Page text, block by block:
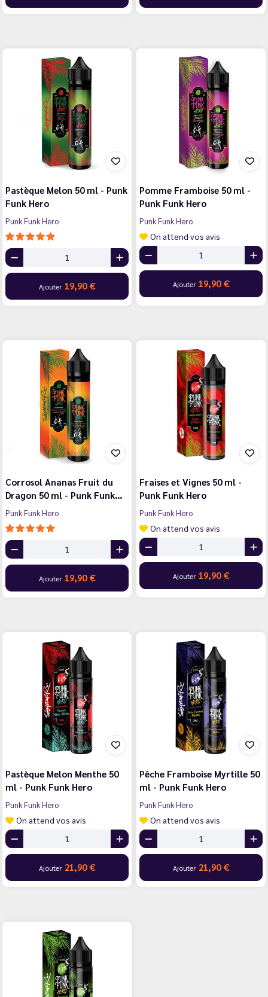
Pastèque Melon 50 ml - Punk
Funk Hero
Punk Funk Hero
Ajouter 19,90 €
Pomme Framboise 50 ml -
Punk Funk Hero
Punk Funk Hero
On attend vos avis
Ajouter 19,90 €
Corrosol Ananas Fruit du
Dragon 50 ml - Punk Funk…
Punk Funk Hero
Ajouter 19,90 €
Fraises et Vignes 50 ml -
Punk Funk Hero
Punk Funk Hero
On attend vos avis
Ajouter 19,90 €
Pastèque Melon Menthe 50
ml - Punk Funk Hero
Punk Funk Hero
On attend vos avis
Ajouter 21,90 €
Pêche Framboise Myrtille 50
ml - Punk Funk Hero
Punk Funk Hero
On attend vos avis
Ajouter 21,90 €